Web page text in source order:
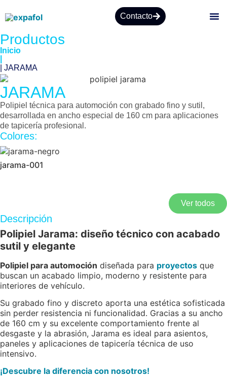
Contacto
Productos
Inicio
| JARAMA
JARAMA
Polipiel técnica para automoción con grabado fino y sutil,
desarrollada en ancho especial de 160 cm para aplicaciones
de tapicería profesional.
Colores:
jarama-001
Ver todos
Descripción
Polipiel Jarama: diseño técnico con acabado
sutil y elegante
Polipiel para automoción diseñada para proyectos que
buscan un acabado limpio, moderno y resistente para
interiores de vehículo.
Su grabado fino y discreto aporta una estética sofisticada
sin perder resistencia ni funcionalidad. Gracias a su ancho
de 160 cm y su excelente comportamiento frente al
desgaste y la abrasión, Jarama es ideal para asientos,
paneles y aplicaciones de tapicería técnica de uso
intensivo.
¡Descubre la diferencia con nosotros!